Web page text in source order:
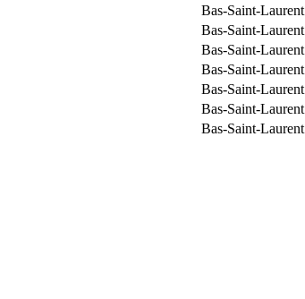
Bas-Saint-Laurent
Bas-Saint-Laurent
Bas-Saint-Laurent
Bas-Saint-Laurent
Bas-Saint-Laurent
Bas-Saint-Laurent
Bas-Saint-Laurent